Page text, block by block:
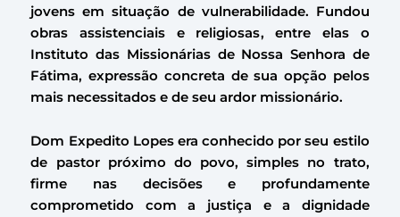
jovens em situação de vulnerabilidade. Fundou
obras assistenciais e religiosas, entre elas o
Instituto das Missionárias de Nossa Senhora de
Fátima, expressão concreta de sua opção pelos
mais necessitados e de seu ardor missionário.
Dom Expedito Lopes era conhecido por seu estilo
de pastor próximo do povo, simples no trato,
firme nas decisões e profundamente
comprometido com a justiça e a dignidade